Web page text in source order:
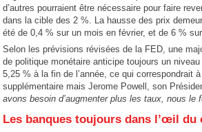
d’autres pourraient être nécessaire pour faire
dans la cible des 2 %. La hausse des prix
été de 0,4 % sur un mois en février, et de 6 %
Selon les prévisions révisées de la FED, une
de politique monétaire anticipe toujours un
5,25 % à la fin de l’année, ce qui correspondrait
supplémentaire mais Jerome Powell, son
avons besoin d’augmenter plus les taux, nous le
Les banques toujours dans l’œil du